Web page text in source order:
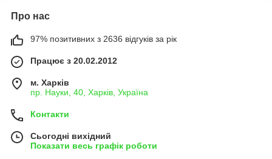
Про нас
97% позитивних з 2636 відгуків за рік
Працює з 20.02.2012
м. Харків
пр. Науки, 40, Харків, Україна
Контакти
Сьогодні вихідний
Показати весь графік роботи